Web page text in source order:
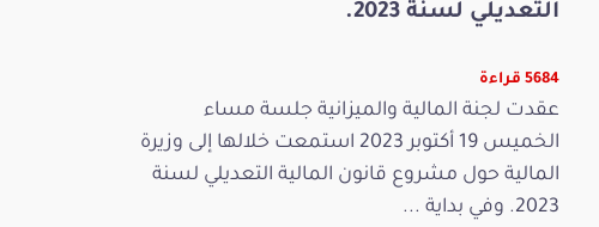
التعديلي لسنة 2023.
5684 قراءة
عقدت لجنة المالية والميزانية جلسة مساء
الخميس 19 أكتوبر 2023 استمعت خلالها إلى وزيرة
المالية حول مشروع قانون المالية التعديلي لسنة
2023. وفي بداية ...